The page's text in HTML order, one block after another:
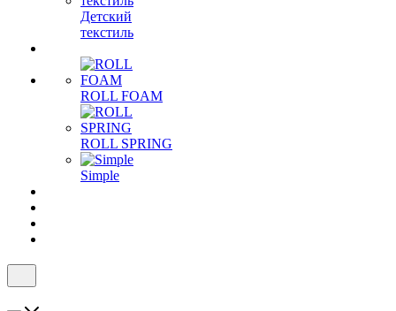
Детский
текстиль
ROLL FOAM
ROLL SPRING
Simple